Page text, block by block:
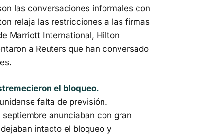
las conversaciones informales con
relaja las restricciones a las firmas
Marriott International, Hilton
a Reuters que han conversado
el bloqueo.
falta de previsión.
anunciaban con gran
intacto el bloqueo y